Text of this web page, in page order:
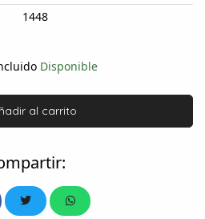
1448
Disponible
al carrito